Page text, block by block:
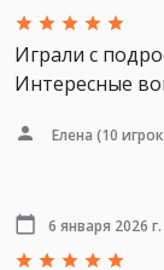
Играли с
Интересные
Елена (10
6 января 2026 г.